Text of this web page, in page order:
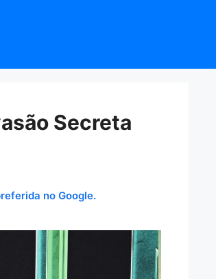
Secreta
no Google.